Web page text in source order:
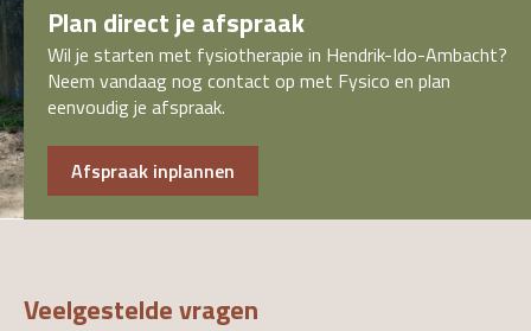
Plan direct je afspraak
Wil je starten met fysiotherapie in Hendrik-Ido-Ambacht?
Neem vandaag nog contact op met Fysico en plan
eenvoudig je afspraak.
Afspraak inplannen
Veelgestelde vragen